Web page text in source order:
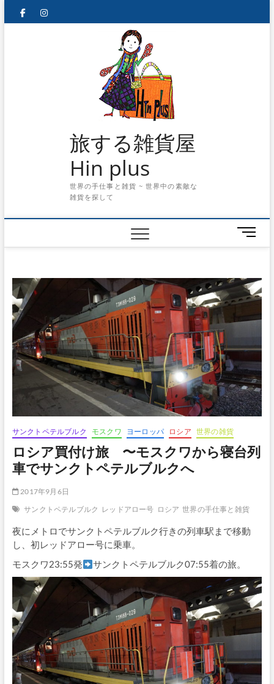
facebookinstagram
旅する雑貨屋
Hin plus
世界の手仕事と雑貨 ~ 世界中の素敵な
雑貨を探して
メ
ニ
ボ
タ
ン
サンクトペテルブルク モスクワ ヨーロッパ ロシア 世界の雑貨
ロシア買付け旅 〜モスクワから寝台列
車でサンクトペテルブルクへ
2017年9月6日
サンクトペテルブルク レッドアロー号 ロシア 世界の手仕事と雑貨
夜にメトロでサンクトペテルブルク行きの列車駅まで移動
し、初レッドアロー号に乗車。
モスクワ23:55発
サンクトペテルブルク07:55着の旅。